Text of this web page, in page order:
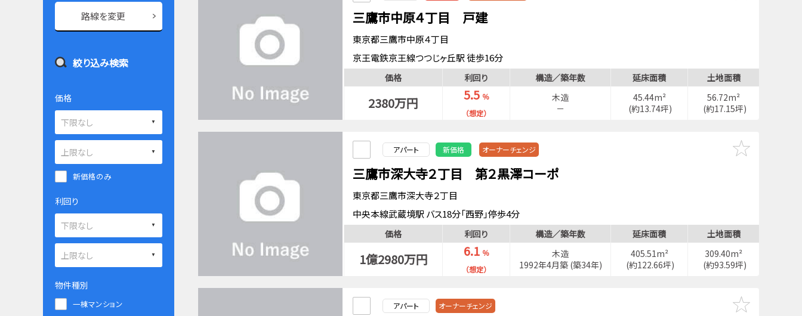
三鷹市中原４丁目 戸建
東京都三鷹市中原４丁目
京王電鉄京王線つつじヶ丘駅 徒歩16分
価格 利回り 構造／築年数 延床面積 土地面積
2380万円 5.5 ％
（想定）
木造
－
45.44m²
(約13.74坪)
56.72m²
(約17.15坪)
アパート 新価格 オーナーチェンジ
三鷹市深大寺２丁目 第２黒澤コーポ
東京都三鷹市深大寺２丁目
中央本線武蔵境駅 バス18分「西野」停歩4分
西武多摩川線新小金井駅 徒歩23分
中央本線武蔵境駅 徒歩25分
価格 利回り 構造／築年数 延床面積 土地面積
1億2980万円 6.1 ％
（想定）
木造
1992年4月築 (築34年)
405.51m²
(約122.66坪)
309.40m²
(約93.59坪)
アパート オーナーチェンジ
路線を変更
絞り込み検索
価格
新価格のみ
利回り
物件種別
一棟マンション